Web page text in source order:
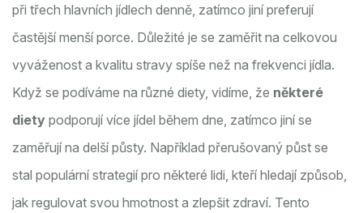
při třech hlavních jídlech denně, zatímco jiní preferují
častější menší porce. Důležité je se zaměřit na celkovou
vyváženost a kvalitu stravy spíše než na frekvenci jídla.
Když se podíváme na různé diety, vidíme, že některé
diety podporují více jídel během dne, zatímco jiní se
zaměřují na delší půsty. Například přerušovaný půst se
stal populární strategií pro některé lidi, kteří hledají způsob,
jak regulovat svou hmotnost a zlepšit zdraví. Tento